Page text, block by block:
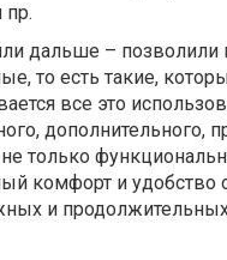
пр.
дальше – позволили
то есть такие,
все это
дополнительного,
только
комфорт и удобство
и